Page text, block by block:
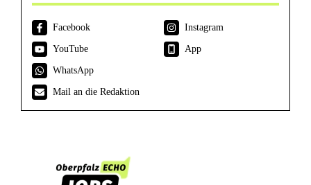
Facebook
Instagram
YouTube
App
WhatsApp
Mail an die Redaktion